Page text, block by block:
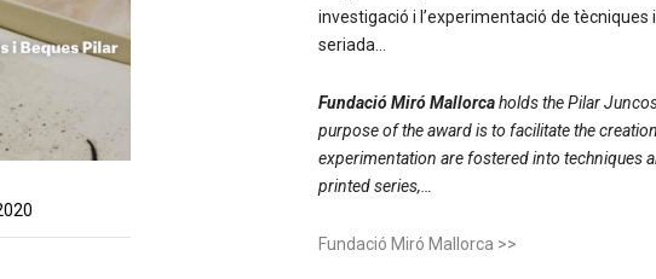
investigació i l’experimentació de tècniques
seriada…
Fundació Miró Mallorcaholds the Pilar
purpose of the award is to facilitate the
experimentation are fostered into techniques
printed series,…
Fundació Miró Mallorca >>